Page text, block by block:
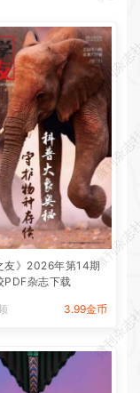
友》2026年第14期
PDF杂志下载
3.99金币
微刊杂
微刊杂
微刊杂
微刊杂